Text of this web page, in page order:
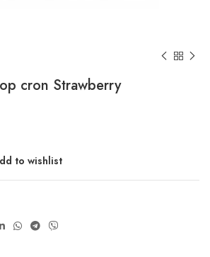
cron Strawberry
to wishlist